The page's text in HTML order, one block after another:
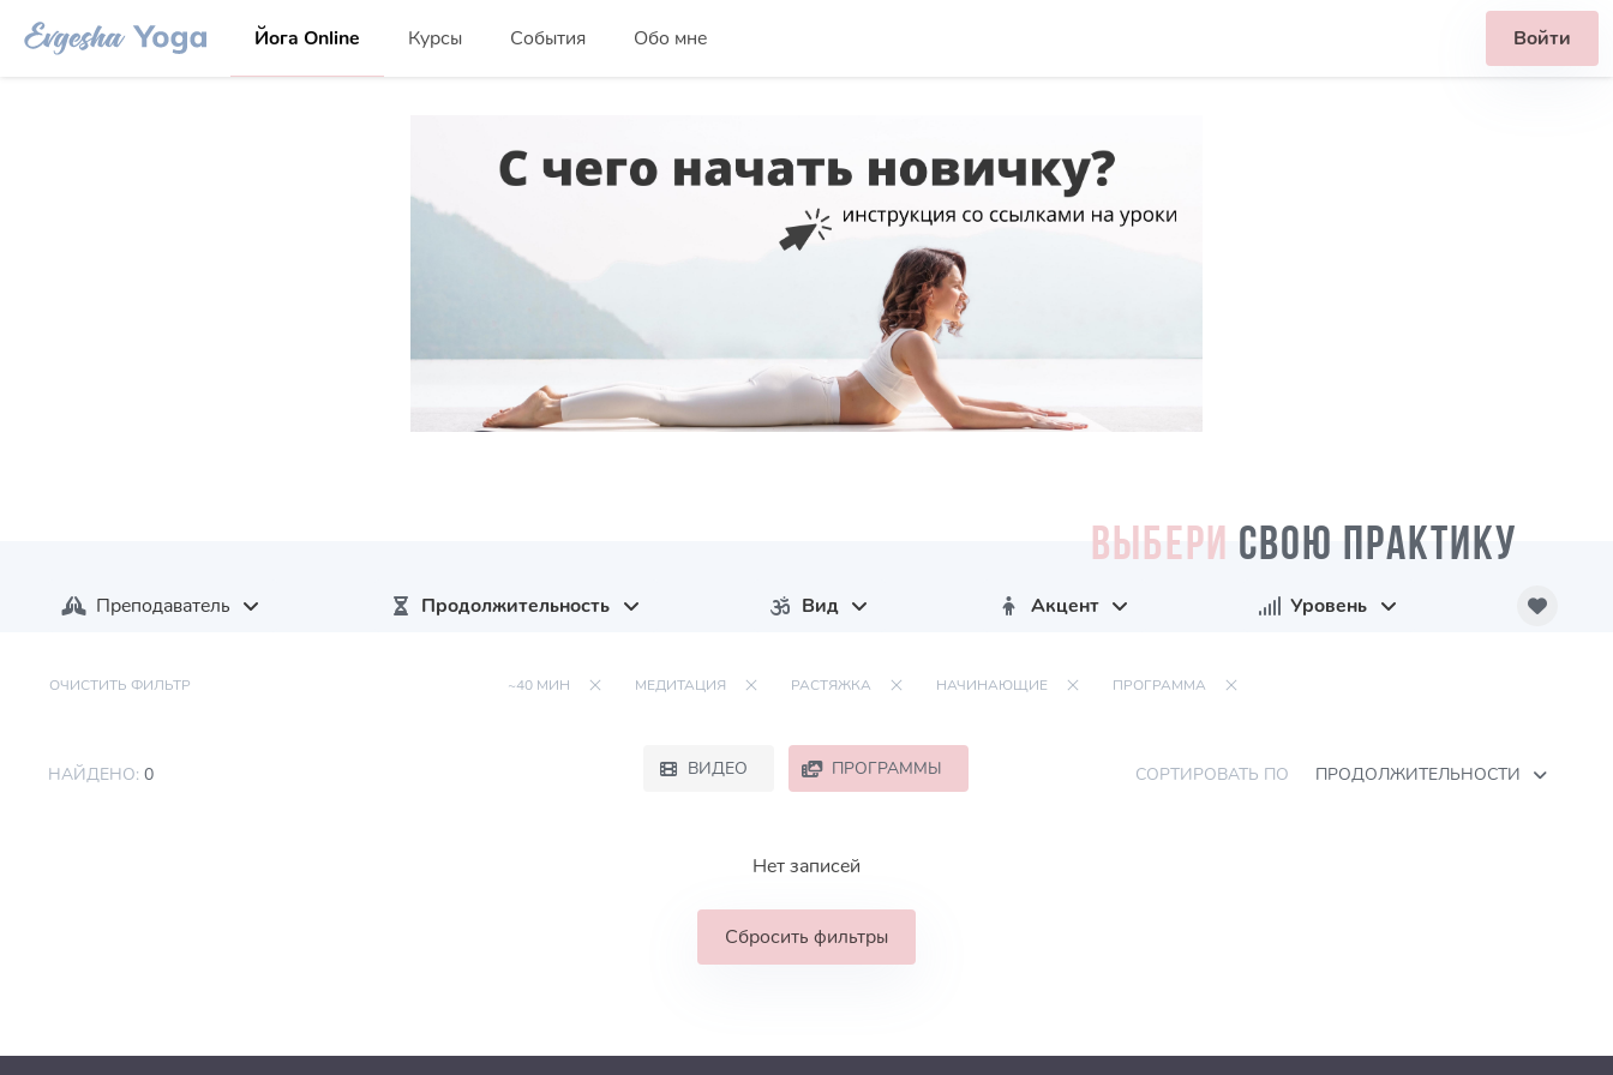
Йога Online Курсы События Обо мне Войти
ВЫБЕРИ СВОЮ ПРАКТИКУ
Преподаватель Продолжительность Вид Акцент Уровень
ОЧИСТИТЬ ФИЛЬТР ~40 МИН МЕДИТАЦИЯ РАСТЯЖКА НАЧИНАЮЩИЕ ПРОГРАММА
НАЙДЕНО: 0 ВИДЕО ПРОГРАММЫ СОРТИРОВАТЬ ПО ПРОДОЛЖИТЕЛЬНОСТИ
Нет записей
Сбросить фильтры